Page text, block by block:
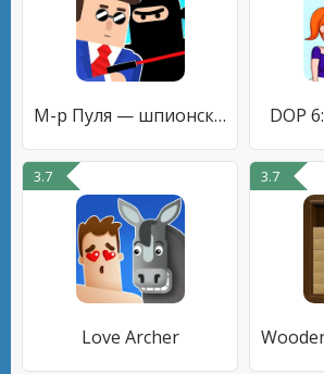
М-р Пуля — шпионские задачки DOP
3.7
Love Archer
3.7